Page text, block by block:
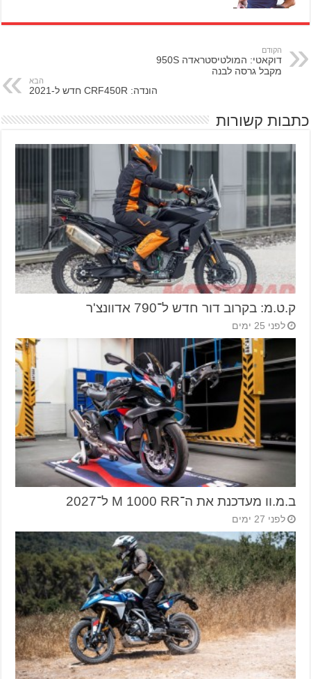
הקודם
דוקאטי: המולטיסטראדה 950S
מקבל גרסה לבנה
הבא
הונדה: CRF450R חדש ל-2021
כתבות קשורות
ק.ט.מ: בקרוב דור חדש ל־790 אדוונצ'ר
לפני 25 ימים
ב.מ.וו מעדכנת את ה־M 1000 RR ל־2027
לפני 27 ימים